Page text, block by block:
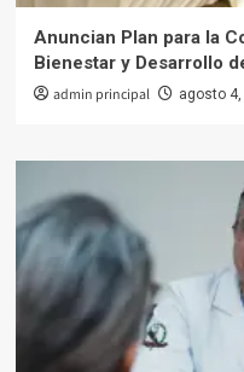
Anuncian Plan para la
Bienestar y Desarrollo
admin principal agosto 4,